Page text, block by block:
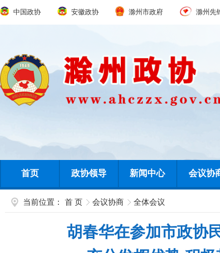
中国政协 安徽政协 滁州市政府 滁州先
首页 政协领导 新闻中心 会议协
当前位置： 首 页 会议协商 全体会议
胡春华在参加市政协